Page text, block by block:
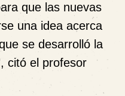
que las nuevas
una idea acerca
se desarrolló la
citó el profesor